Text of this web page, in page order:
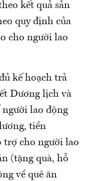
kết quả sản
quy định của
cho người lao
kế hoạch trả
Dương lịch và
người lao động
tiền
trợ cho người lao
(tặng quà, hỗ
về quê ăn